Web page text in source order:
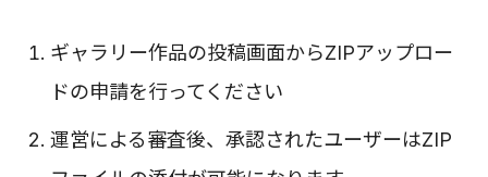
ギャラリー作品の投稿画面からZIPアップロー
ドの申請を行ってください
運営による審査後、承認されたユーザーはZIP